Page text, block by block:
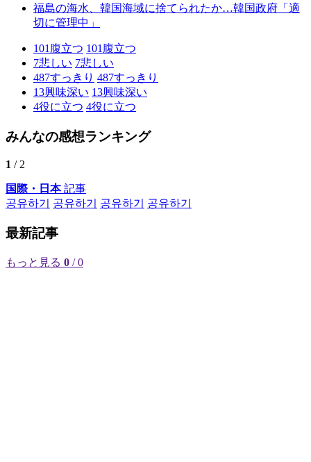
福島の海水、韓国海域に捨てられたか…韓国政府「適
切に管理中」
101 腹立つ 101 腹立つ
7悲しい 7悲しい
487すっきり 487すっきり
13興味深い 13興味深い
4役に立つ 4役に立つ
みんなの感想ランキング
1 / 2
国際・日本記事
공유하기
공유하기 공유하기 공유하기
最新記事
もっと見る 0 / 0